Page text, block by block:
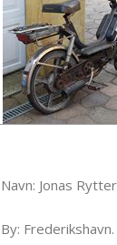
Navn: Jonas
By: Frederikshavn.